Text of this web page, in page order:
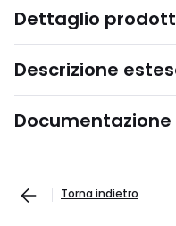
Dettaglio
Descrizione
Documentazione
Torna indietro